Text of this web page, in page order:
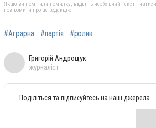
Якщо ви помітили помилку, виділіть необхідний текст і
повідомити про це редакцію
#Аграрна #партія #ролик
Григорій Андрощук
журналіст
Поділіться та підписуйтесь на наші джерела